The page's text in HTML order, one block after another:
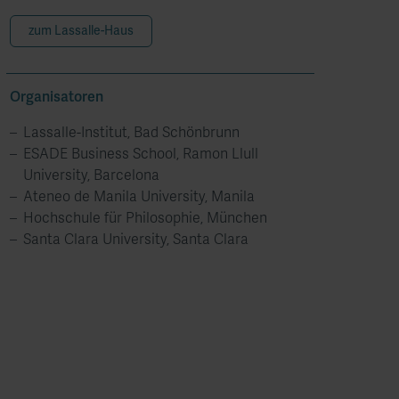
zum Lassalle-Haus
Organisatoren
Lassalle-Institut, Bad Schönbrunn
ESADE Business School, Ramon Llull
University, Barcelona
Ateneo de Manila University, Manila
Hochschule für Philosophie, München
Santa Clara University, Santa Clara